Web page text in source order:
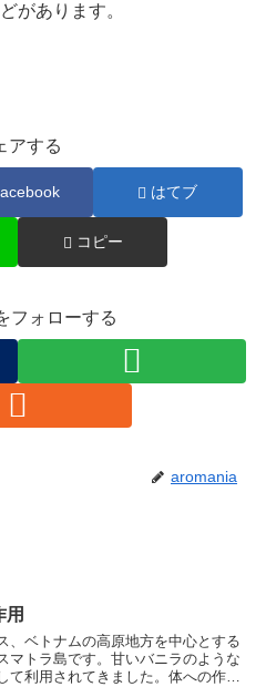
があります。
アする
はてブ
コピー
フォローする
aromania
用
、ベトナムの高原地方を中心とする
マトラ島です。甘いバニラのような
て利用されてきました。体への作用